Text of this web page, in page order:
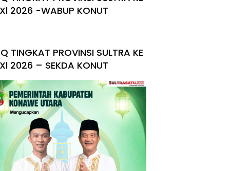
2026 -WABUP KONUT
TINGKAT PROVINSI SULTRA KE
2026 – SEKDA KONUT